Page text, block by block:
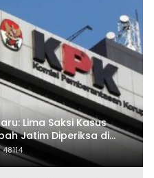
Lima Saksi Kasus
Jatim Diperiksa di
48114